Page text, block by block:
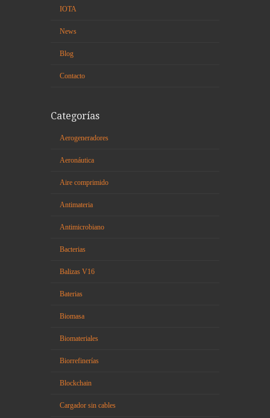
IOTA
News
Blog
Contacto
Categorías
Aerogeneradores
Aeronáutica
Aire comprimido
Antimateria
Antimicrobiano
Bacterias
Balizas V16
Baterias
Biomasa
Biomateriales
Biorrefinerías
Blockchain
Cargador sin cables